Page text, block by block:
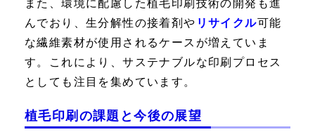
また、環境に配慮した植毛印刷技術の開発も進
んでおり、生分解性の接着剤や リサイクル可能
な繊維素材が使用されるケースが増えていま
す。これにより、サステナブルな印刷プロセス
としても注目を集めています。
植毛印刷の課題と今後の展望